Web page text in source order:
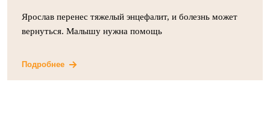
Ярослав перенес тяжелый энцефалит, и болезнь может
вернуться. Малышу нужна помощь
Подробнее